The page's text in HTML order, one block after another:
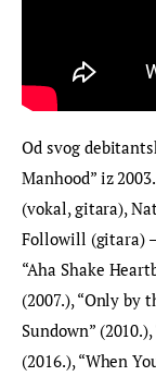
Od svog
Manhood” iz
(vokal, gitara),
Followill (gitara)
“Aha Shake
(2007.), “Only by
Sundown”
(2016.), “When